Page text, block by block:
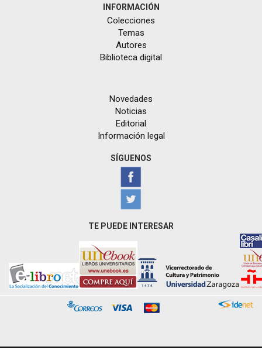
INFORMACIÓN
Colecciones
Temas
Autores
Biblioteca digital
Novedades
Noticias
Editorial
Información legal
SÍGUENOS
TE PUEDE INTERESAR